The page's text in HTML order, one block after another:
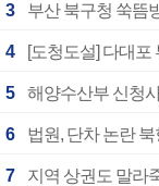
3 부산 북구청 쑥뜸
4 [도청도설] 다대포
5 해양수산부 신청
6 법원, 단차 논란
7 지역 상권도 말라